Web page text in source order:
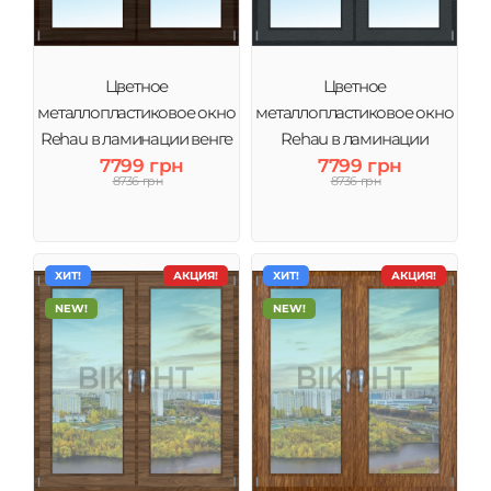
Цветное
металлопластиковое окно
Rehau в ламинации венге
7799 грн
8736 грн
Цветное
металлопластиковое окно
Rehau в ламинации
Антрацит
7799 грн
8736 грн
АКЦИЯ!
ХИТ!
NEW!
АКЦИЯ!
ХИТ!
NEW!